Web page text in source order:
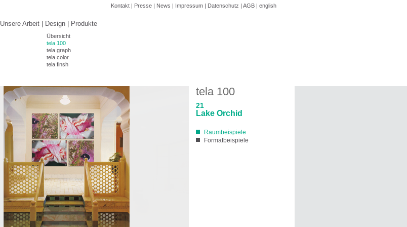
tela 100
21
Lake Orchid
Raumbeispiele
Formatbeispiele
Unsere Arbeit Design Produkte
Übersicht
tela 100
tela graph
tela color
tela finsh
Kontakt | Presse | News | Impressum | Datenschutz | AGB | english